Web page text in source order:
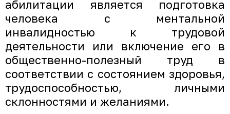
абилитации является подготовка
человека с ментальной
инвалидностью к трудовой
деятельности или включение его в
общественно-полезный труд в
соответствии с состоянием здоровья,
трудоспособностью, личными
склонностями и желаниями.